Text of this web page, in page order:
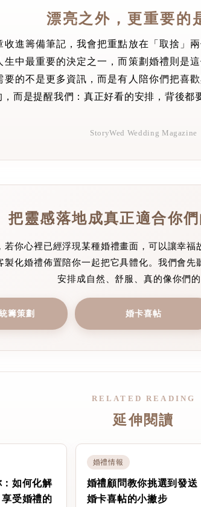
漂亮之外，更重要的
收進籌備筆記，我會把重點放在「取捨」
生中最重要的決定之一，而策劃婚禮則是
要的不是更多資訊，而是有人陪你們把喜
而是提醒我們：真正好看的安排，背後都
StoryWed Wedding Magazine
把靈感落地成真正適合你
若你心裡已經浮現某種婚禮畫面，可以讓幸福
製化婚禮佈置陪你一起把它具體化。我們會先
安排成自然、舒服、真的像你們的
籌策劃 婚卡喜帖
RELATED READING
延伸閱讀
如何化解
受婚禮的
婚禮情報
婚禮顧問教你挑選到發送
婚卡喜帖的小撇步